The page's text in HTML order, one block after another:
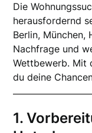
Die
herausfordernd
Berlin, München,
Nachfrage und
Wettbewerb. Mit
du deine
1.